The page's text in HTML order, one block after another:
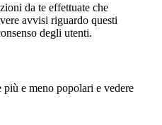
da te effettuate che
avvisi riguardo questi
degli utenti.
e meno popolari e vedere